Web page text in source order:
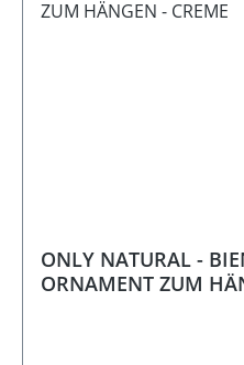
ONLY NATURAL -
ORNAMENT ZUM